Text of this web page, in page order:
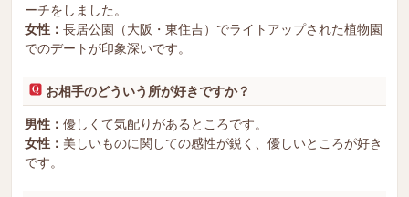
ーチをしました。
女性： 長居公園（大阪・東住吉）でライトアップされた植物園
でのデートが印象深いです。
お相手のどういう所が好きですか？
男性： 優しくて気配りがあるところです。
女性： 美しいものに関しての感性が鋭く、優しいところが好き
です。